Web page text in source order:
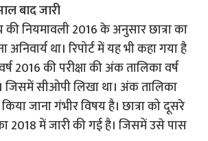
बाद जारी
की नियमावली 2016 के अनुसार छात्रा का
अनिवार्य था। रिपोर्ट में यह भी कहा गया है
2016 की परीक्षा की अंक तालिका वर्ष
जिसमें सीओपी लिखा था। अंक तालिका
जाना गंभीर विषय है। छात्रा को दूसरे
2018 में जारी की गई है। जिसमें उसे पास